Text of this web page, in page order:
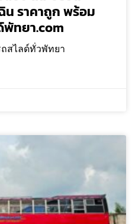
ราคาถูก พร้อม
พัทยา.com
สไลด์ทั่วพัทยา